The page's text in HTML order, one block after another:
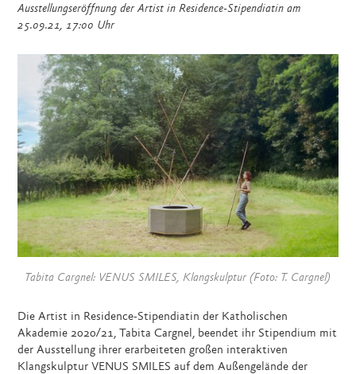
Ausstellungseröffnung der Artist in Residence-Stipendiatin am
25.09.21, 17:00 Uhr
Tabita Cargnel: VENUS SMILES, Klangskulptur (Foto: T. Cargnel)
Die Artist in Residence-Stipendiatin der Katholischen
Akademie 2020/21, Tabita Cargnel, beendet ihr Stipendium mit
der Ausstellung ihrer erarbeiteten großen interaktiven
Klangskulptur VENUS SMILES auf dem Außengelände der